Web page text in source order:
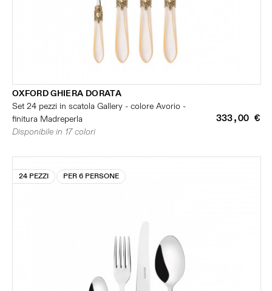
OXFORD GHIERA DORATA
Set 24 pezzi in scatola Gallery - colore Avorio -
finitura Madreperla
333,00 €
Disponibile in 17 colori
24 PEZZI PER 6 PERSONE